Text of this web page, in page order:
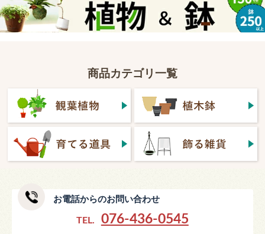
商品カテゴリ一覧
お電話からのお問い合わせ
TEL. 076-436-0545